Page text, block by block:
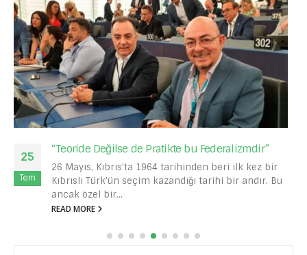
25
Tem
“Teoride Değilse de Pratikte bu Federalizmdir”
26 Mayıs, Kıbrıs’ta 1964 tarihinden beri ilk kez bir
Kıbrıslı Türk’ün seçim kazandığı tarihi bir andır. Bu
ancak özel bir...
READ MORE